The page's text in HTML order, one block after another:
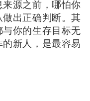
源之前，哪怕你
出正确判断。其
你的生存目标无
新人，是最容易